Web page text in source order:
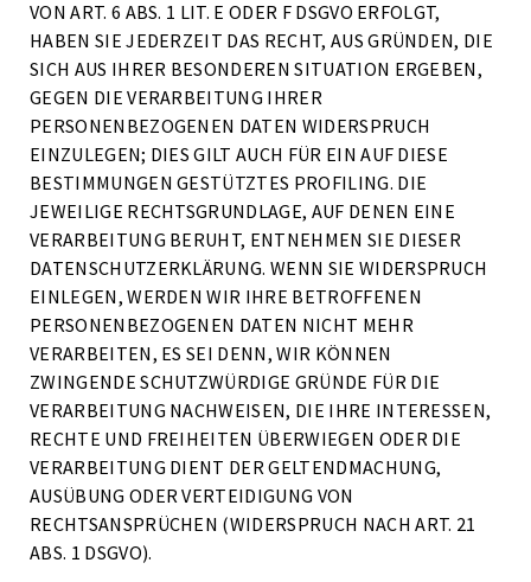
VON ART. 6 ABS. 1 LIT. E ODER F DSGVO ERFOLGT,
HABEN SIE JEDERZEIT DAS RECHT, AUS GRÜNDEN, DIE
SICH AUS IHRER BESONDEREN SITUATION ERGEBEN,
GEGEN DIE VERARBEITUNG IHRER
PERSONENBEZOGENEN DATEN WIDERSPRUCH
EINZULEGEN; DIES GILT AUCH FÜR EIN AUF DIESE
BESTIMMUNGEN GESTÜTZTES PROFILING. DIE
JEWEILIGE RECHTSGRUNDLAGE, AUF DENEN EINE
VERARBEITUNG BERUHT, ENTNEHMEN SIE DIESER
DATENSCHUTZERKLÄRUNG. WENN SIE WIDERSPRUCH
EINLEGEN, WERDEN WIR IHRE BETROFFENEN
PERSONENBEZOGENEN DATEN NICHT MEHR
VERARBEITEN, ES SEI DENN, WIR KÖNNEN
ZWINGENDE SCHUTZWÜRDIGE GRÜNDE FÜR DIE
VERARBEITUNG NACHWEISEN, DIE IHRE INTERESSEN,
RECHTE UND FREIHEITEN ÜBERWIEGEN ODER DIE
VERARBEITUNG DIENT DER GELTENDMACHUNG,
AUSÜBUNG ODER VERTEIDIGUNG VON
RECHTSANSPRÜCHEN (WIDERSPRUCH NACH ART. 21
ABS. 1 DSGVO).